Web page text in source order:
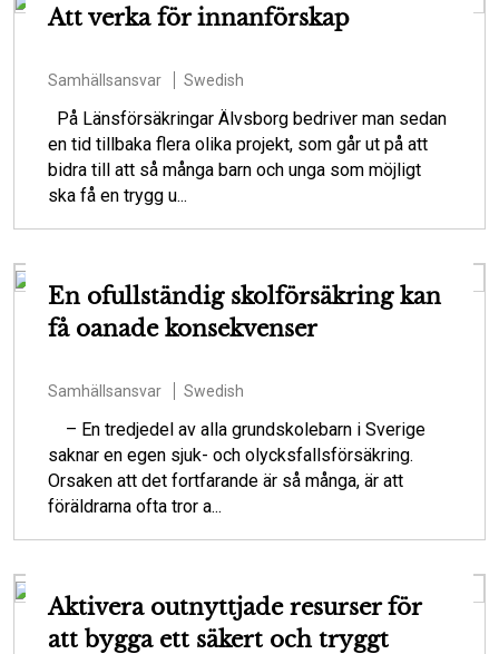
Att verka för innanförskap
Samhällsansvar Swedish
På Länsförsäkringar Älvsborg bedriver man sedan
en tid tillbaka flera olika projekt, som går ut på att
bidra till att så många barn och unga som möjligt
ska få en trygg u...
En ofullständig skolförsäkring kan
få oanade konsekvenser
Samhällsansvar Swedish
– En tredjedel av alla grundskolebarn i Sverige
saknar en egen sjuk- och olycksfallsförsäkring.
Orsaken att det fortfarande är så många, är att
föräldrarna ofta tror a...
Aktivera outnyttjade resurser för
att bygga ett säkert och tryggt